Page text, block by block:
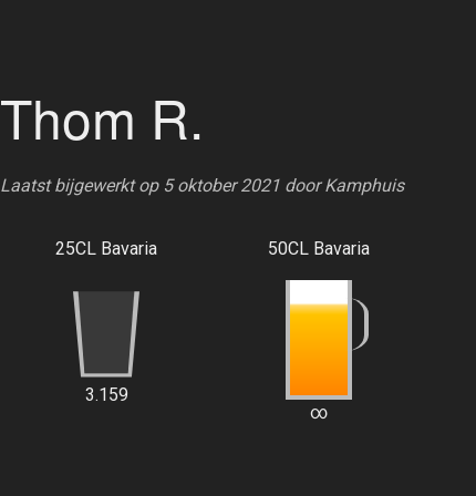
Thom R.
Laatst bijgewerkt op 5 oktober 2021 doorKamphuis
25CL Bavaria
3.159
50CL Bavaria
∞